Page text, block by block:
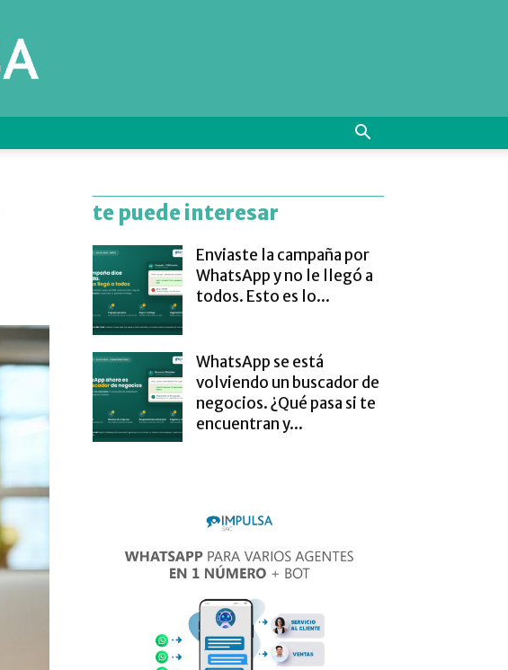
te puede interesar
Enviaste la campaña por
WhatsApp y no le llegó a
todos. Esto es lo...
WhatsApp se está
volviendo un buscador de
negocios. ¿Qué pasa si te
encuentran y...